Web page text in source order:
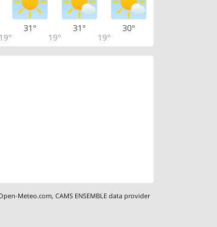
19°
31°
19°
31°
19°
30°
Meteo.com,CAMS ENSEMBLE data provider